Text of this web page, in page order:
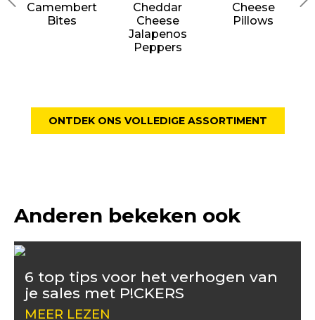
Camembert
Bites
Cheddar
Cheese
Jalapenos
Peppers
Cheese
Pillows
ONTDEK ONS VOLLEDIGE ASSORTIMENT
Anderen bekeken ook
6 top tips voor het verhogen van
je sales met P!CKERS
MEER LEZEN